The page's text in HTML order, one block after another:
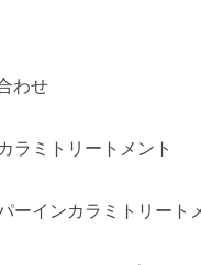
わせ
ラミトリートメント
ーインカラミトリート